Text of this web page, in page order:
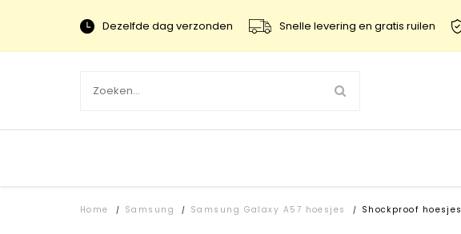
Dezelfde dag verzonden Snelle levering en gratis ruilen
Home / Samsung / Samsung Galaxy A57 hoesjes / Shockproof hoesjes